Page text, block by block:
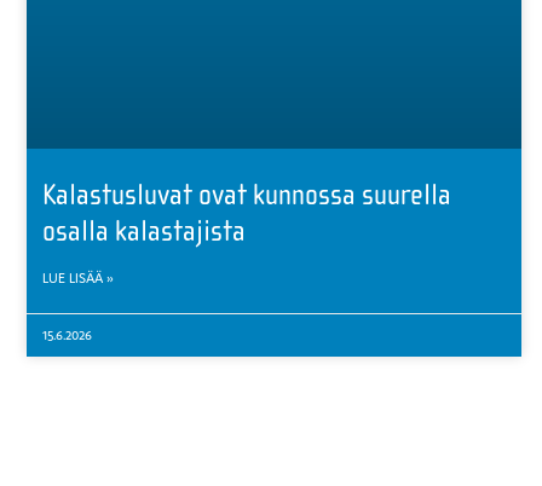
Kalastusluvat ovat kunnossa suurella
osalla kalastajista
LUE LISÄÄ »
15.6.2026